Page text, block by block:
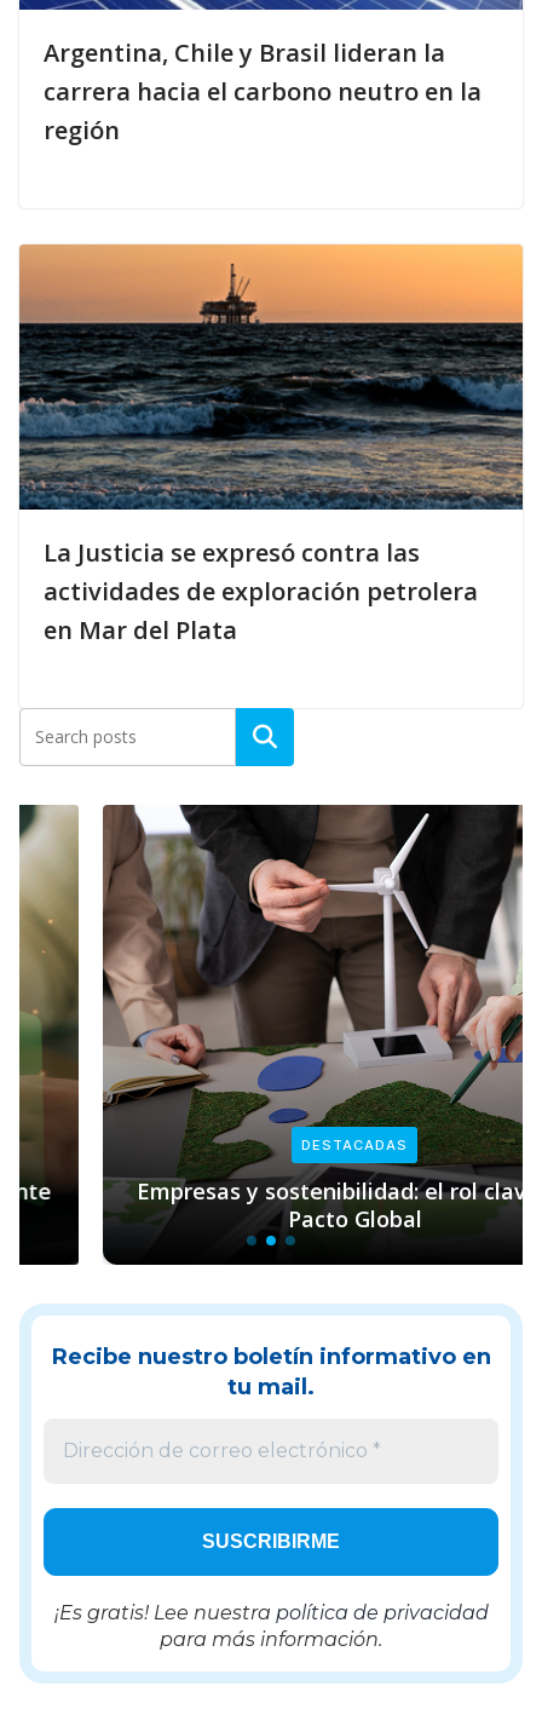
Argentina, Chile y Brasil lideran la
carrera hacia el carbono neutro en la
región
La Justicia se expresó contra las
actividades de exploración petrolera
en Mar del Plata
DESTACADAS
Empresas y sostenibilidad: el rol clave de
Pacto Global
Recibe nuestro boletín informativo en
tu mail.
¡Es gratis! Lee nuestra política de privacidad
para más información.